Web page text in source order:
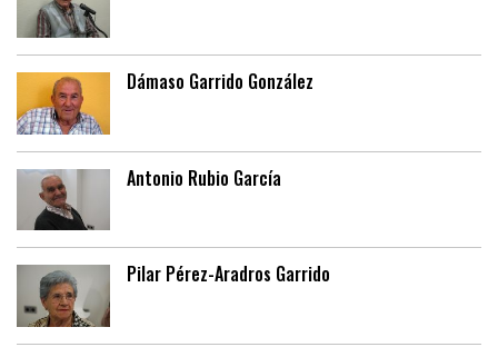
Dámaso Garrido González
Antonio Rubio García
Pilar Pérez-Aradros Garrido